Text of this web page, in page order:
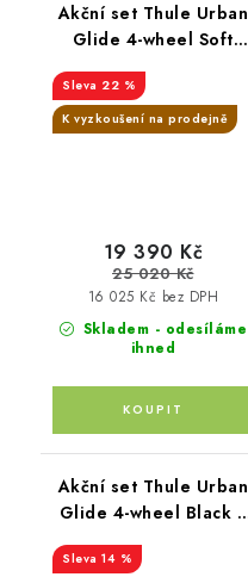
Akční set Thule Urban
Glide 4-wheel Soft
Beige + pláštěnka +
moskytiéra + madlo
22 %
K vyzkoušení na prodejně
Skladem - odesíláme
ihned
16 025 Kč bez DPH
19 390 Kč
25 020 Kč
Akční set Thule Urban
Glide 4-wheel Black +
korba + pláštěnka +
moskytiéra + madlo +
14 %